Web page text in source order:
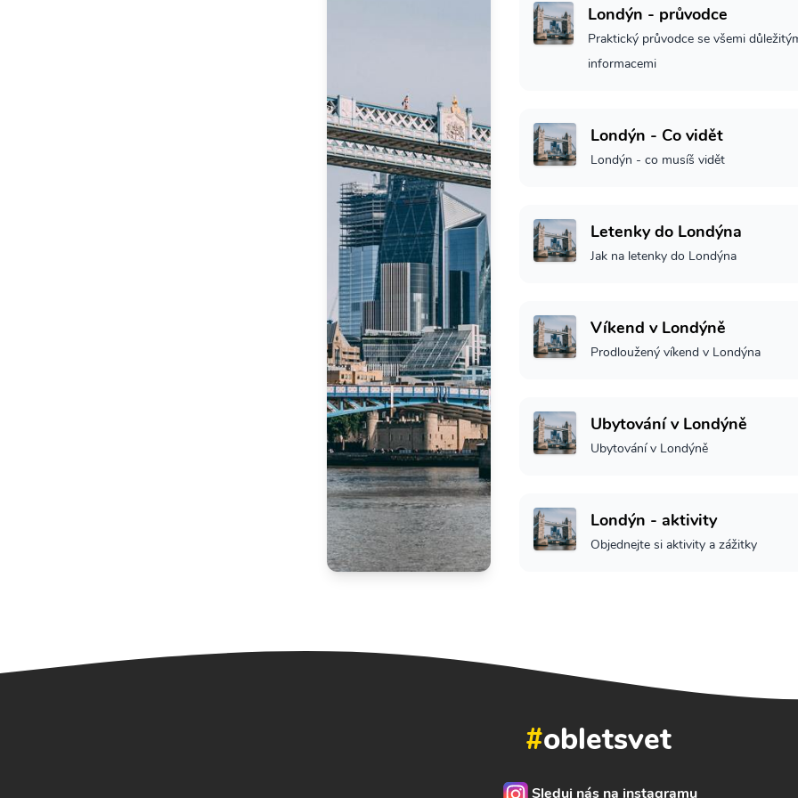
Londýn - průvodce
Praktický průvodce se všemi
informacemi
Londýn - Co vidět
Londýn - co musíš vidět
Letenky do Londýna
Jak na letenky do Londýna
Víkend v Londýně
Prodloužený víkend v Londýna
Ubytování v Londýně
Ubytování v Londýně
Londýn - aktivity
Objednejte si aktivity a zážitky
#obletsvet
Sleduj nás na instagramu